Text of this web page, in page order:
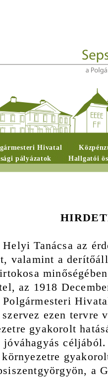
Hivatal
pályázatok Hallgatói
Tanácsa az
valamint a
az 1918
ezen tervre
gyakorolt
céljából.
a